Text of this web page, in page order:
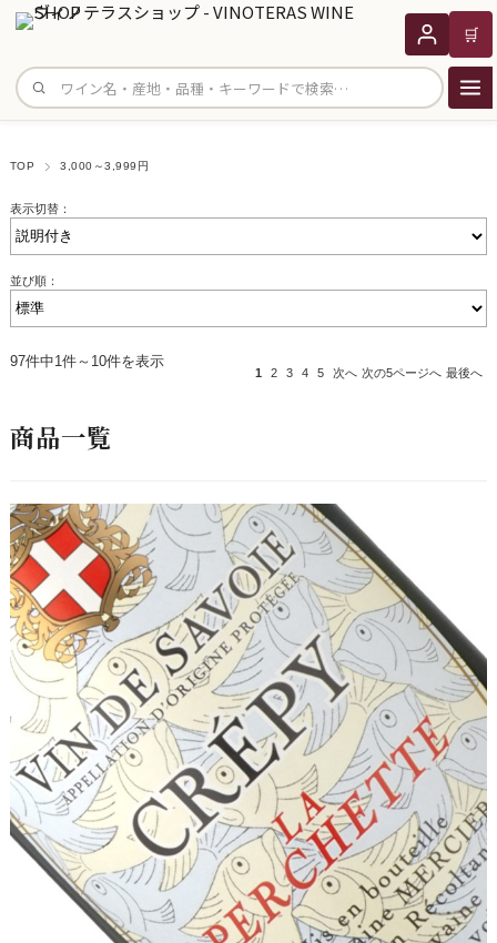
サイト内検索
🛒
TOP 3,000～3,999円
表示切替：
並び順：
97件中1件～10件を表示
1 2 3 4 5 次へ 次の5ページへ 最後へ
商品一覧